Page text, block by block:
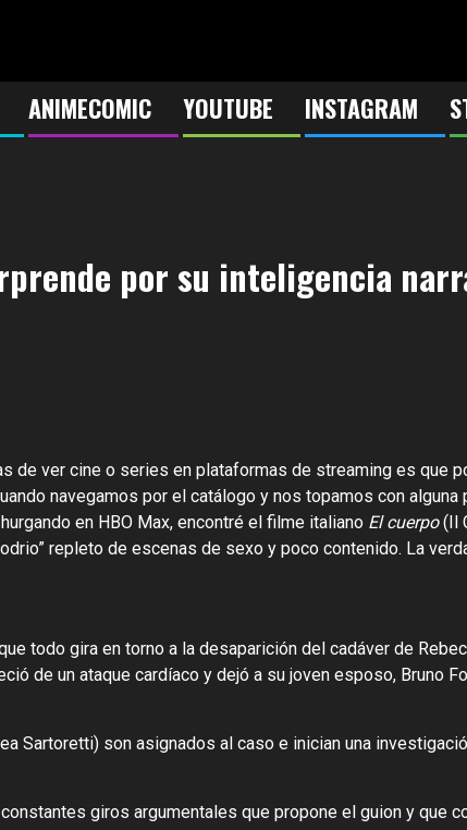
ANIMECOMIC YOUTUBE INSTAGRAM
por su inteligencia
de ver cine o series en plataformas de streaming es que
navegamos por el catálogo y nos topamos con alguna
en HBO Max, encontré el filme italiano El cuerpo(Il
repleto de escenas de sexo y poco contenido. La
todo gira en torno a la desaparición del cadáver de
de un ataque cardíaco y dejó a su joven esposo, Bruno
Sartoretti) son asignados al caso e inician una
giros argumentales que propone el guion y que